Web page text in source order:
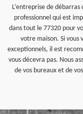
L’entreprise de
professionnel qui est
dans tout le 77320 pour
votre maison. Si vous
exceptionnels, il est
vous décevra pas. Nous
de vos bureaux et de